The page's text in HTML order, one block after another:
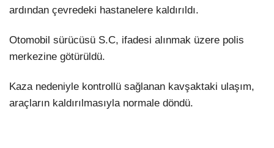
ardından çevredeki hastanelere kaldırıldı.
Otomobil sürücüsü S.C, ifadesi alınmak üzere polis
merkezine götürüldü.
Kaza nedeniyle kontrollü sağlanan kavşaktaki ulaşım,
araçların kaldırılmasıyla normale döndü.